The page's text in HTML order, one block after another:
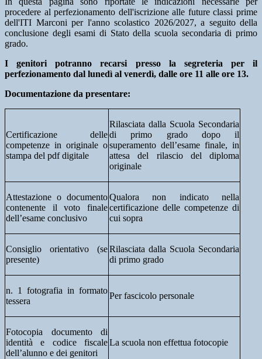
procedere al perfezionamento dell'iscrizione alle future classi prime
dell'ITI Marconi per l'anno scolastico 2026/2027, a seguito della
conclusione degli esami di Stato della scuola secondaria di primo
grado.
I genitori potranno recarsi presso la segreteria per il
perfezionamento dal lunedì al venerdì, dalle ore 11 alle ore 13.
Documentazione da presentare:
Certificazione delle
competenze in originale o
stampa del pdf digitale
Rilasciata dalla Scuola Secondaria
di primo grado dopo il
superamento dell’esame finale, in
attesa del rilascio del diploma
originale
Attestazione o documento
contenente il voto finale
dell’esame conclusivo
Qualora non indicato nella
certificazione delle competenze di
cui sopra
Consiglio orientativo (se
presente)
Rilasciata dalla Scuola Secondaria
di primo grado
n. 1 fotografia in formato
tessera
Per fascicolo personale
Fotocopia documento di
identità e codice fiscale
dell’alunno e dei genitori
La scuola non effettua fotocopie